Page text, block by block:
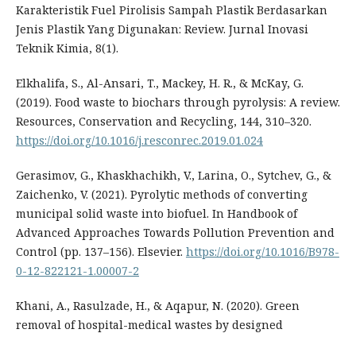
Karakteristik Fuel Pirolisis Sampah Plastik Berdasarkan
Jenis Plastik Yang Digunakan: Review. Jurnal Inovasi
Teknik Kimia, 8(1).
Elkhalifa, S., Al-Ansari, T., Mackey, H. R., & McKay, G.
(2019). Food waste to biochars through pyrolysis: A review.
Resources, Conservation and Recycling, 144, 310–320.
https://doi.org/10.1016/j.resconrec.2019.01.024
Gerasimov, G., Khaskhachikh, V., Larina, O., Sytchev, G., &
Zaichenko, V. (2021). Pyrolytic methods of converting
municipal solid waste into biofuel. In Handbook of
Advanced Approaches Towards Pollution Prevention and
Control (pp. 137–156). Elsevier. https://doi.org/10.1016/B978-
0-12-822121-1.00007-2
Khani, A., Rasulzade, H., & Aqapur, N. (2020). Green
removal of hospital-medical wastes by designed